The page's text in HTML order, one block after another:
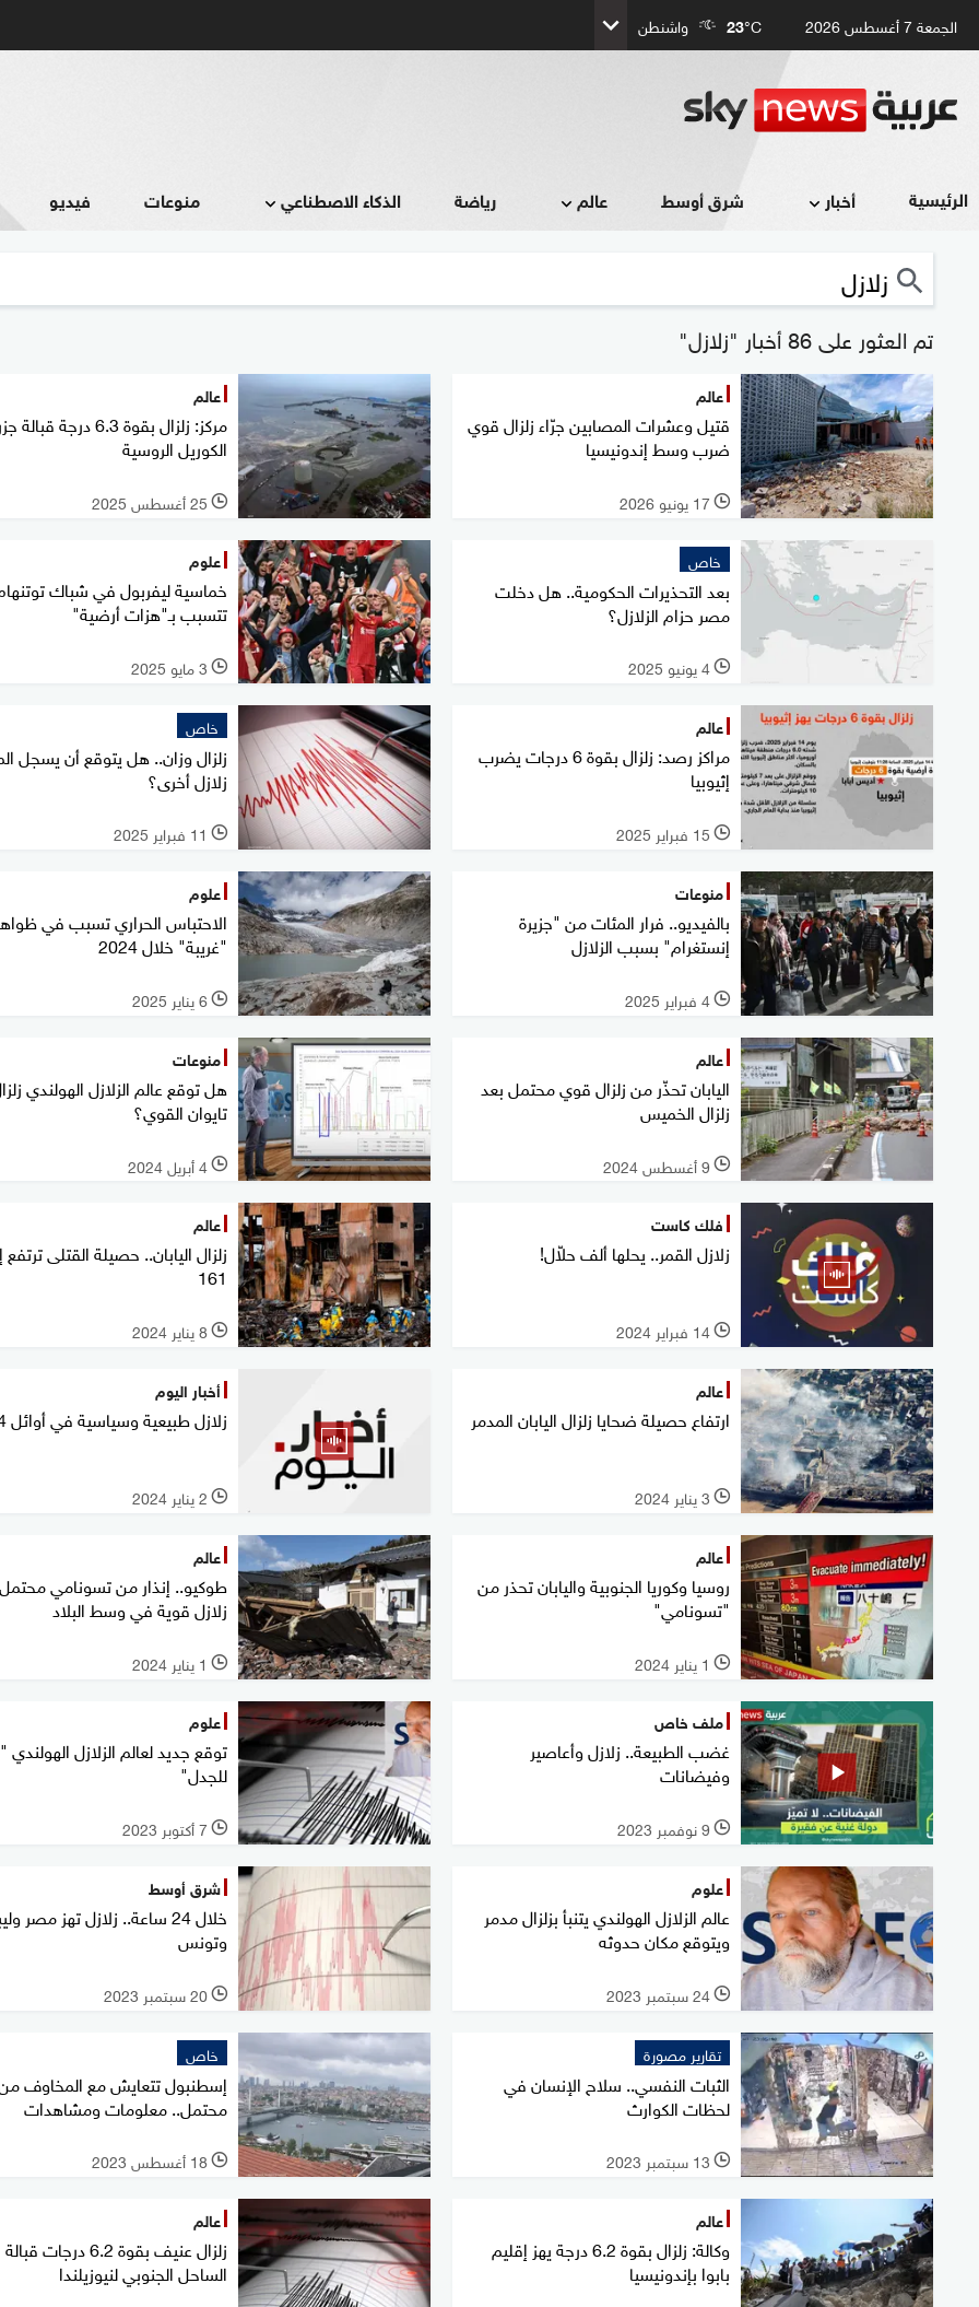
الجمعة 7 أغسطس 2026 23°C واشنطن
الرئيسية أخبار شرق أوسط عالم رياضة الذكاء الاصطناعي منوعات فيديو
تم العثور على 86 أخبار "زلازل"
عالم
قتيل وعشرات المصابين جرّاء زلزال قوي
ضرب وسط إندونيسيا
l 17 يونيو 2026
عالم
مركز: زلزال بقوة 6.3 درجة قبالة جزر
الكوريل الروسية
l 25 أغسطس 2025
خاص
بعد التحذيرات الحكومية.. هل دخلت
مصر حزام الزلازل؟
l 4 يونيو 2025
علوم
خماسية ليفربول في شباك
تتسبب بـ"هزات أرضية"
l 3 مايو 2025
عالم
مراكز رصد: زلزال بقوة 6 درجات يضرب
إثيوبيا
l 15 فبراير 2025
خاص
زلزال وزان.. هل يتوقع أن يسجل
زلازل أخرى؟
l 11 فبراير 2025
منوعات
بالفيديو.. فرار المئات من "جزيرة
إنستغرام" بسبب الزلازل
l 4 فبراير 2025
علوم
الاحتباس الحراري تسبب في
"غريبة" خلال 2024
l 6 يناير 2025
عالم
اليابان تحذّر من زلزال قوي محتمل بعد
زلزال الخميس
l 9 أغسطس 2024
منوعات
هل توقع عالم الزلازل الهولندي
تايوان القوي؟
l 4 أبريل 2024
فلك كاست
زلازل القمر.. يحلها ألف حلاّل!
l 14 فبراير 2024
عالم
زلزال اليابان.. حصيلة القتلى ترتفع
161
l 8 يناير 2024
عالم
ارتفاع حصيلة ضحايا زلزال اليابان المدمر
l 3 يناير 2024
أخبار اليوم
زلازل طبيعية وسياسية في أوائل 2024
l 2 يناير 2024
عالم
روسيا وكوريا الجنوبية واليابان تحذر من
"تسونامي"
l 1 يناير 2024
عالم
طوكيو.. إنذار من تسونامي
زلازل قوية في وسط البلاد
l 1 يناير 2024
ملف خاص
غضب الطبيعة.. زلازل وأعاصير
وفيضانات
l 9 نوفمبر 2023
علوم
توقع جديد لعالم الزلازل الهولندي
للجدل"
l 7 أكتوبر 2023
علوم
عالم الزلازل الهولندي يتنبأ بزلزال مدمر
ويتوقع مكان حدوثه
l 24 سبتمبر 2023
شرق أوسط
خلال 24 ساعة.. زلازل تهز مصر
وتونس
l 20 سبتمبر 2023
تقارير مصورة
الثبات النفسي.. سلاح الإنسان في
لحظات الكوارث
l 13 سبتمبر 2023
خاص
إسطنبول تتعايش مع المخاوف من
محتمل.. معلومات ومشاهدات
l 18 أغسطس 2023
عالم
وكالة: زلزال بقوة 6.2 درجة يهز إقليم
بابوا بإندونيسيا
عالم
زلزال عنيف بقوة 6.2 درجات قبالة
الساحل الجنوبي لنيوزيلندا